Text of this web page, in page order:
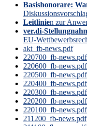
Basishonorare:
Leitlinien zur
ver.di-
EU-
akt_fb-news.pdf
220700_fb-news.pdf
220600_fb-news.pdf
220500_fb-news.pdf
220400_fb-news.pdf
220300_fb-news.pdf
220200_fb-news.pdf
220100_fb-news.pdf
211200_fb-news.pdf